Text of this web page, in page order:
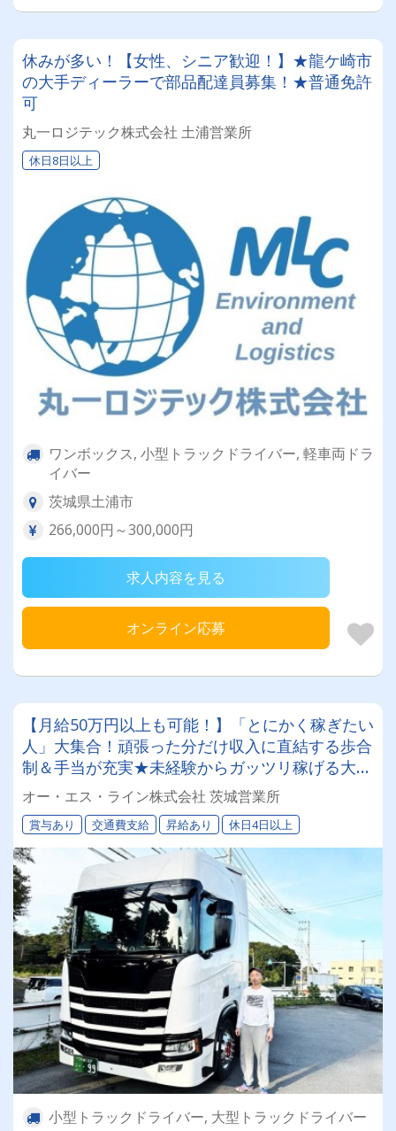
休みが多い！【女性、シニア歓迎！】★龍ケ崎市
の大手ディーラーで部品配達員募集！★普通免許
可
丸一ロジテック株式会社 土浦営業所
休日8日以上
ワンボックス, 小型トラックドライバー, 軽車両ドラ
イバー
茨城県土浦市
266,000円～300,000円
求人内容を見る
オンライン応募
【月給50万円以上も可能！】「とにかく稼ぎたい
人」大集合！頑張った分だけ収入に直結する歩合
制＆手当が充実★未経験からガッツリ稼げる大型
ドライバー！
オー・エス・ライン株式会社 茨城営業所
賞与あり 交通費支給 昇給あり 休日4日以上
小型トラックドライバー, 大型トラックドライバー